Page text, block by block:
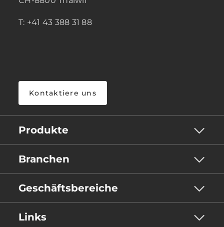
T: +41 43 388 31 88
Kontaktiere uns
Produkte
Branchen
Geschäftsbereiche
Links